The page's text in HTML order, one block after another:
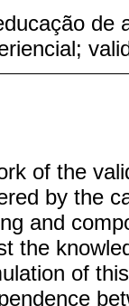
de
of the
by the
and
the
of